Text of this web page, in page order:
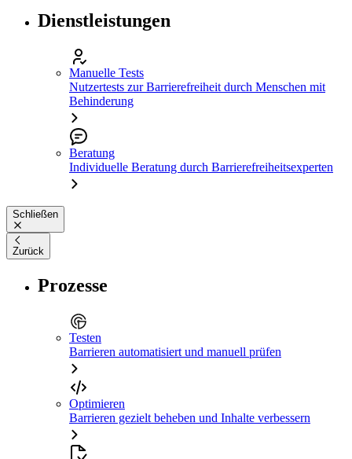
Dienstleistungen
Manuelle Tests
Nutzertests zur Barrierefreiheit durch Menschen mit
Behinderung
Beratung
Individuelle Beratung durch Barrierefreiheitsexperten
Schließen
Zurück
Prozesse
Testen
Barrieren automatisiert und manuell prüfen
Optimieren
Barrieren gezielt beheben und Inhalte verbessern